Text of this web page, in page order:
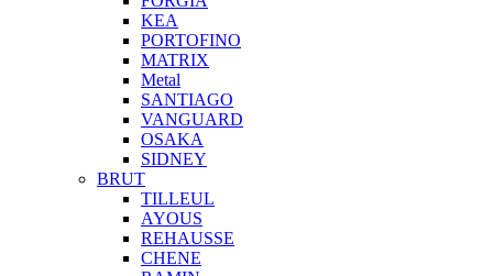
KEA
PORTOFINO
MATRIX
Metal
SANTIAGO
VANGUARD
OSAKA
SIDNEY
BRUT
TILLEUL
AYOUS
REHAUSSE
CHENE